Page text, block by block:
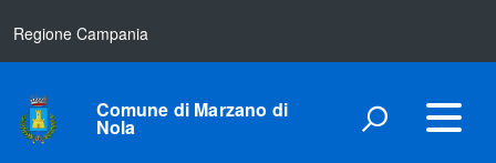
Regione Campania
Comune di Marzano di
Nola